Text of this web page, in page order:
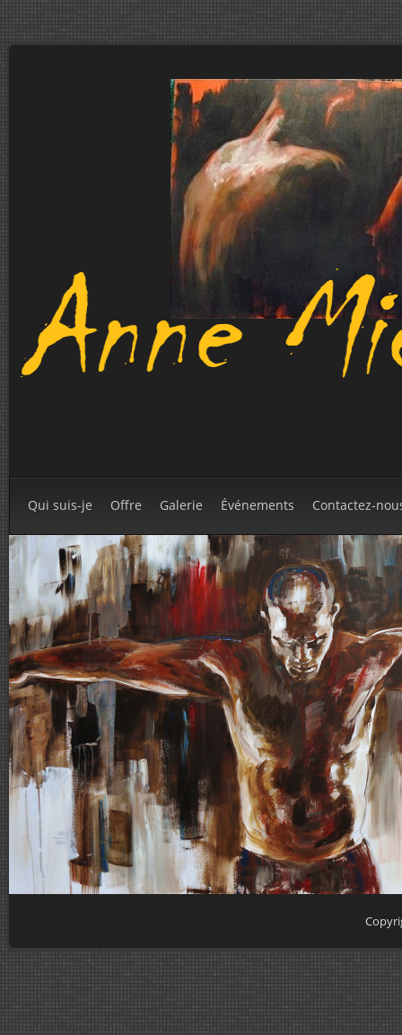
Qui suis-je Offre Galerie Événements Contactez-